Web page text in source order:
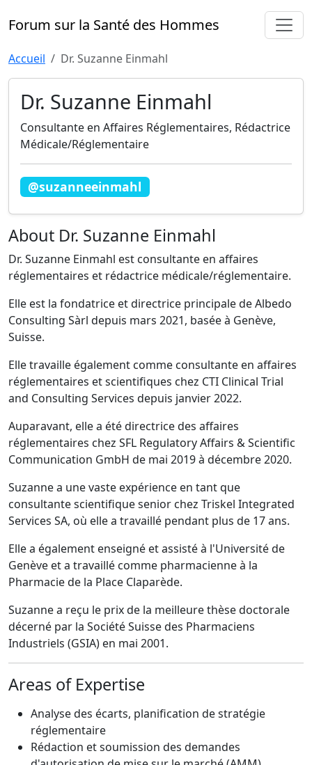
Forum sur la Santé des Hommes
Accueil Dr. Suzanne Einmahl
Dr. Suzanne Einmahl
Consultante en Affaires Réglementaires, Rédactrice
Médicale/Réglementaire
@suzanneeinmahl
About Dr. Suzanne Einmahl
Dr. Suzanne Einmahl est consultante en affaires
réglementaires et rédactrice médicale/réglementaire.
Elle est la fondatrice et directrice principale de Albedo
Consulting Sàrl depuis mars 2021, basée à Genève,
Suisse.
Elle travaille également comme consultante en affaires
réglementaires et scientifiques chez CTI Clinical Trial
and Consulting Services depuis janvier 2022.
Auparavant, elle a été directrice des affaires
réglementaires chez SFL Regulatory Affairs & Scientific
Communication GmbH de mai 2019 à décembre 2020.
Suzanne a une vaste expérience en tant que
consultante scientifique senior chez Triskel Integrated
Services SA, où elle a travaillé pendant plus de 17 ans.
Elle a également enseigné et assisté à l'Université de
Genève et a travaillé comme pharmacienne à la
Pharmacie de la Place Claparède.
Suzanne a reçu le prix de la meilleure thèse doctorale
décerné par la Société Suisse des Pharmaciens
Industriels (GSIA) en mai 2001.
Areas of Expertise
Analyse des écarts, planification de stratégie
réglementaire
Rédaction et soumission des demandes